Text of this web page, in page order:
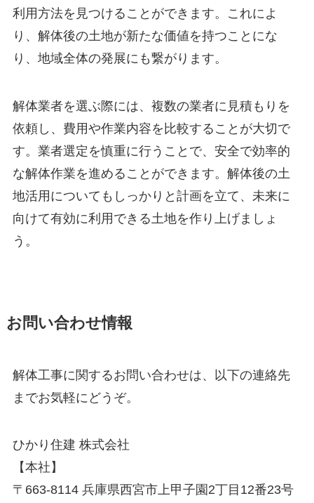
利用方法を見つけることができます。これによ
り、解体後の土地が新たな価値を持つことにな
り、地域全体の発展にも繋がります。
解体業者を選ぶ際には、複数の業者に見積もりを
依頼し、費用や作業内容を比較することが大切で
す。業者選定を慎重に行うことで、安全で効率的
な解体作業を進めることができます。解体後の土
地活用についてもしっかりと計画を立て、未来に
向けて有効に利用できる土地を作り上げましょ
う。
お問い合わせ情報
解体工事に関するお問い合わせは、以下の連絡先
までお気軽にどうぞ。
ひかり住建 株式会社
【本社】
〒663-8114 兵庫県西宮市上甲子園2丁目12番23号